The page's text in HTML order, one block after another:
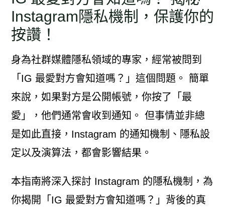
Instagram隱私機制，保護你的
按讚！
身為社群媒體隱私領域的專家，經常被問到
「IG 最愛對方會知道嗎？」這個問題。 簡單
來說，如果對方是公開帳號，你按了「最
愛」，他們通常會收到通知。 但事情並非總
是如此直接，Instagram 的通知機制、隱私設
定以及演算法，都會影響結果。
本指南將深入探討 Instagram 的隱私機制，為
你揭開「IG 最愛對方會知道嗎？」背後的真